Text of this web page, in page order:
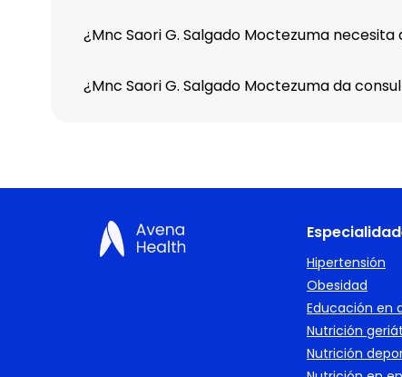
¿Mnc Saori G. Salgado Moctezuma
¿Mnc Saori G. Salgado Moctezuma da
Hipertensión
Obesidad
Educación en
Nutrición
Nutrición